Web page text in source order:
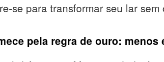
se para transformar seu lar
pela regra de ouro: menos